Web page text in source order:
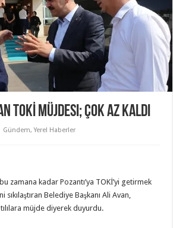
TOKİ Müjdesi; Çok Az Kaldı
Gündem,Yerel Haberler
zamana kadar Pozantı’ya TOKİ’yi getirmek
Belediye Başkanı Ali Avan,
müjde diyerek duyurdu.